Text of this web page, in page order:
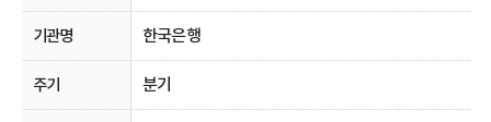
한국은행
분기